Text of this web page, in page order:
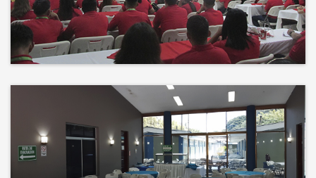
Events
El éxito no es solo un destino, es el